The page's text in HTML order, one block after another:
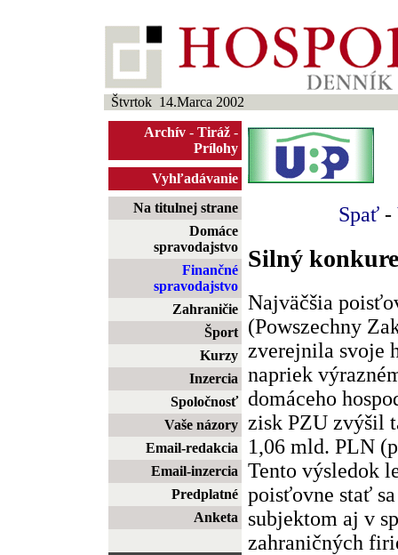
Štvrtok 14.Marca 2002
Archív - Tiráž -
Prílohy
Vyhľadávanie
Na titulnej strane
Domáce
spravodajstvo
Finančné
spravodajstvo
Zahraničie
Šport
Kurzy
Inzercia
Spoločnosť
Vaše názory
Email-redakcia
Email-inzercia
Predplatné
Anketa
Spať -
Silný
Najväčšia
(Powszechny
zverejnila svoje
napriek
domáceho
zisk PZU zvýšil
1,06 mld. PLN
Tento výsledok
poisťovne stať
subjektom aj v
zahraničných